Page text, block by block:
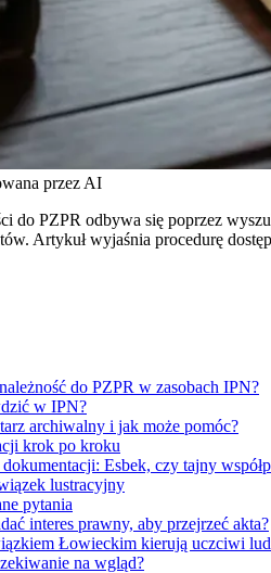
przez AI
do PZPR odbywa się poprzez
Artykuł wyjaśnia procedurę
do PZPR w zasobach IPN?
w IPN?
archiwalny i jak może pomóc?
krok po kroku
Esbek, czy tajny
lustracyjny
pytania
interes prawny, aby przejrzeć akta?
Łowieckim kierują uczciwi
na wgląd?